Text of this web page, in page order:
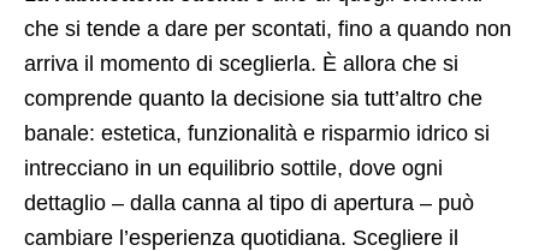
che si tende a dare per scontati, fino a quando non
arriva il momento di sceglierla. È allora che si
comprende quanto la decisione sia tutt’altro che
banale: estetica, funzionalità e risparmio idrico si
intrecciano in un equilibrio sottile, dove ogni
dettaglio – dalla canna al tipo di apertura – può
cambiare l’esperienza quotidiana. Scegliere il